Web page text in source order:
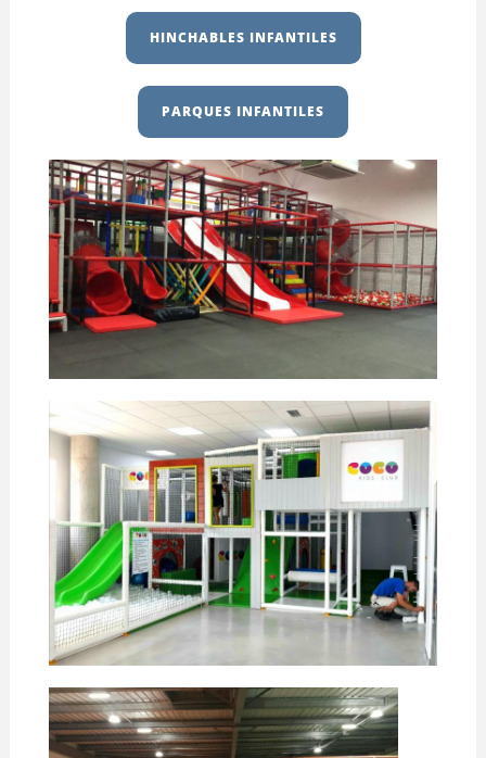
HINCHABLES INFANTILES
PARQUES INFANTILES